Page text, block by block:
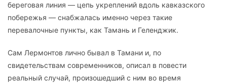
береговая линия — цепь укреплений вдоль кавказского
побережья — снабжалась именно через такие
перевалочные пункты, как Тамань и Геленджик.
Сам Лермонтов лично бывал в Тамани и, по
свидетельствам современников, описал в повести
реальный случай, произошедший с ним во время